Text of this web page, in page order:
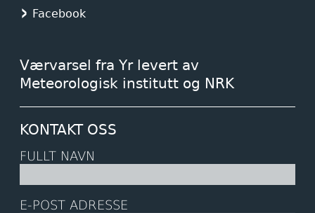
Facebook
Værvarsel fra Yr levert av
Meteorologisk institutt og NRK
KONTAKT OSS
FULLT NAVN
E-POST ADRESSE